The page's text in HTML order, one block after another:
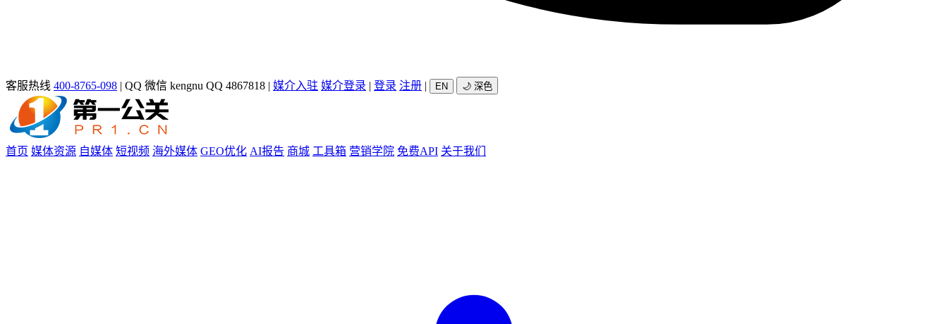
客服热线 400-8765-098 | QQ 微信 kengnu QQ 4867818 | 媒介入驻 媒介登录 | 登录 注册 | EN 🌙 深色
首页 媒体资源 自媒体 短视频 海外媒体 GEO优化 AI报告 商城 工具箱 营销学院 免费API 关于我们